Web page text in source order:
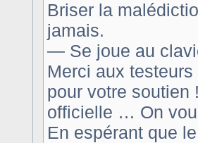
Briser la
jamais.
— Se joue au
Merci aux
pour votre soutien
officielle … On
En espérant que